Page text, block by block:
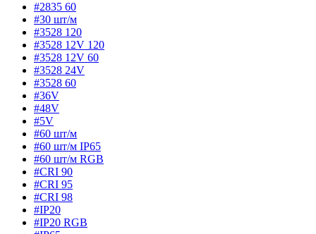
#2835 60
#30 шт/м
#3528 120
#3528 12V 120
#3528 12V 60
#3528 24V
#3528 60
#36V
#48V
#5V
#60 шт/м
#60 шт/м IP65
#60 шт/м RGB
#CRI 90
#CRI 95
#CRI 98
#IP20
#IP20 RGB